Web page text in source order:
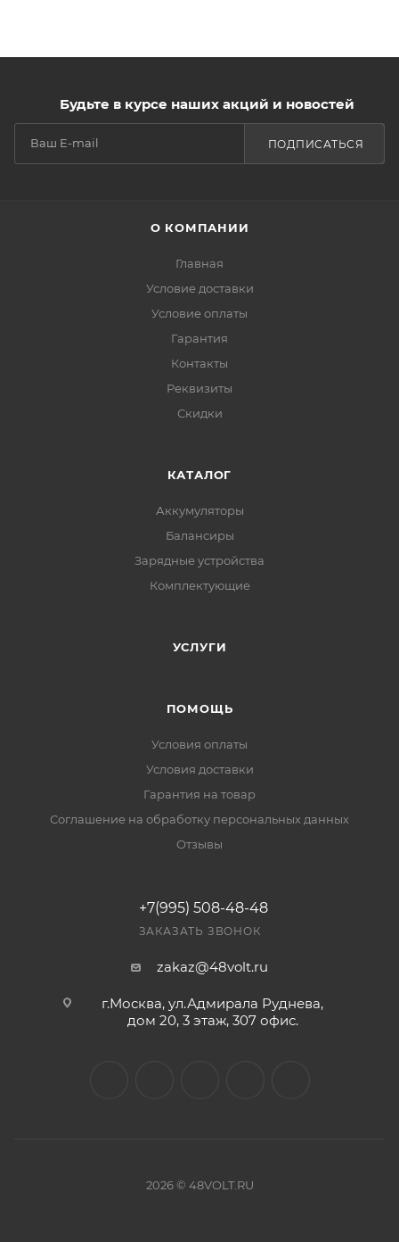
Будьте в курсе наших акций и новостей
ПОДПИСАТЬСЯ
О КОМПАНИИ
Главная
Условие доставки
Условие оплаты
Гарантия
Контакты
Реквизиты
Скидки
КАТАЛОГ
Аккумуляторы
Балансиры
Зарядные устройства
Комплектующие
УСЛУГИ
ПОМОЩЬ
Условия оплаты
Условия доставки
Гарантия на товар
Соглашение на обработку персональных данных
Отзывы
+7(995) 508-48-48
ЗАКАЗАТЬ ЗВОНОК
zakaz@48volt.ru
г.Москва, ул.Адмирала Руднева,
дом 20, 3 этаж, 307 офис.
2026 © 48VOLT.RU